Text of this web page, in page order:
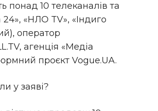
понад 10 телеканалів та
«НЛО TV», «Індиго
оператор
агенція «Медіа
проєкт Vogue.UA.
у заяві?